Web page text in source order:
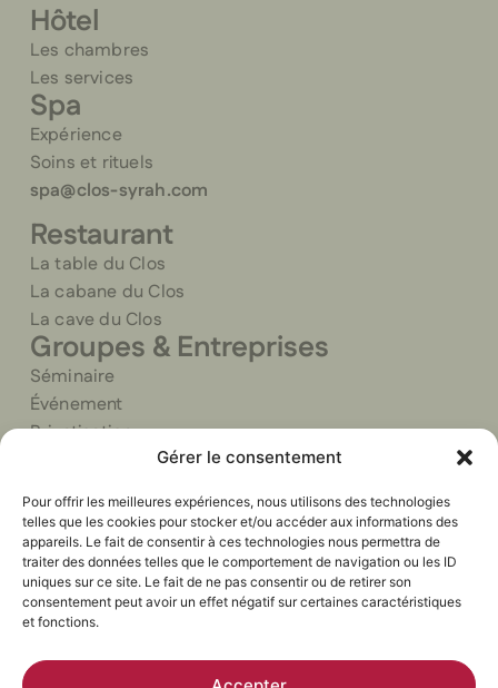
Gérer le consentement
Pour offrir les meilleures expériences, nous utilisons des technologies
telles que les cookies pour stocker et/ou accéder aux informations des
appareils. Le fait de consentir à ces technologies nous permettra de
traiter des données telles que le comportement de navigation ou les ID
uniques sur ce site. Le fait de ne pas consentir ou de retirer son
consentement peut avoir un effet négatif sur certaines caractéristiques
et fonctions.
Hôtel
Les chambres
Les services
Spa
Expérience
Soins et rituels
spa@clos-syrah.com
Restaurant
La table du Clos
La cabane du Clos
La cave du Clos
Groupes & Entreprises
Séminaire
Événement
Privatisation
© 2026
Le Clos
Politique de confidentialitéMentions légales